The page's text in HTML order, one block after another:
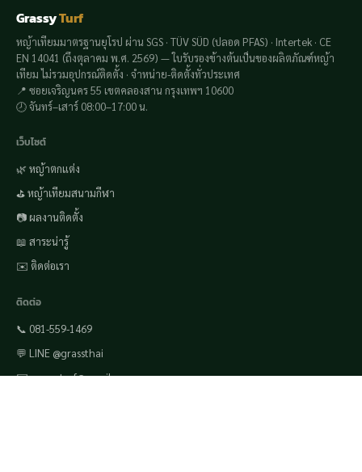
GrassyTurf
หญ้าเทียมมาตรฐานยุโรป ผ่าน SGS · TÜV SÜD (ปลอด PFAS) · Intertek · CE
EN 14041 (ถึงตุลาคม พ.ศ. 2569) — ใบรับรองข้างต้นเป็นของผลิตภัณฑ์หญ้า
เทียม ไม่รวมอุปกรณ์ติดตั้ง · จำหน่าย-ติดตั้งทั่วประเทศ
📍 ซอยเจริญนคร 55 เขตคลองสาน กรุงเทพฯ 10600
🕗 จันทร์–เสาร์ 08:00–17:00 น.
เว็บไซต์
🌿 หญ้าตกแต่ง
⛳ หญ้าเทียมสนามกีฬา
📷 ผลงานติดตั้ง
📖 สาระน่ารู้
✉️ ติดต่อเรา
ติดต่อ
📞 081-559-1469
💬 LINE @grassthai
✉️ grassyturf@gmail.com